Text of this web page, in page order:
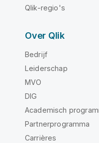
Qlik-regio's
Over Qlik
Bedrijf
Leiderschap
MVO
DIG
Academisch
Partnerprogramma
Carrières